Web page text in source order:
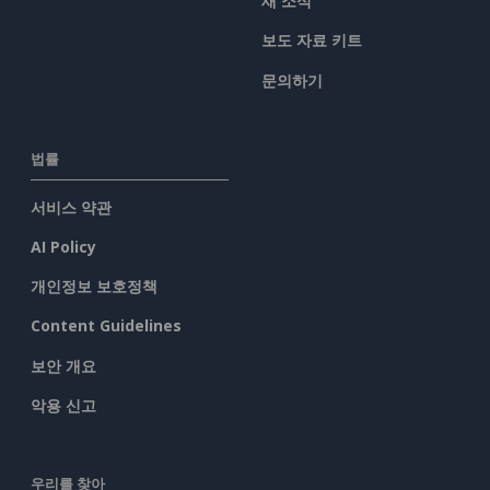
보도 자료 키트
문의하기
법률
서비스 약관
AI Policy
개인정보 보호정책
Content Guidelines
보안 개요
악용 신고
우리를 찾아